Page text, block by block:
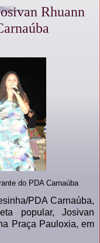
Rhuann
do PDA Carnaúba
PDA Carnaúba,
popular, Josivan
Praça Pauloxia, em